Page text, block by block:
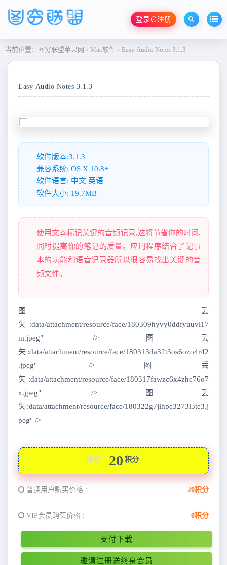
登录⊙注册
当前位置： 图穷联盟苹果网 > Mac软件 > Easy Audio Notes 3.1.3
Easy Audio Notes 3.1.3
软件版本:3.1.3
兼容系统: OS X 10.8+
软件语言: 中文 英语
软件大小: 19.7MB
使用文本标记关键的音频记录,这将节省你的时间,
同时提高你的笔记的质量。应用程序结合了记事
本的功能和语音记录器所以很容易找出关键的音
频文件。
图丢
失:data/attachment/resource/face/180309hyvy0ddfyuuvl17
m.jpeg" />图丢
失:data/attachment/resource/face/180313da32t3os6ozo4r42
.jpeg" />图丢
失:data/attachment/resource/face/180317fawzc6x4zhc76o7
x.jpeg" />图丢
失:data/attachment/resource/face/180322g7jihpe3273i3te3.j
peg" />
原价： 20 积分
普通用户购买价格 : 20积分
VIP会员购买价格 : 0积分
支付下载
邀请注册送终身会员